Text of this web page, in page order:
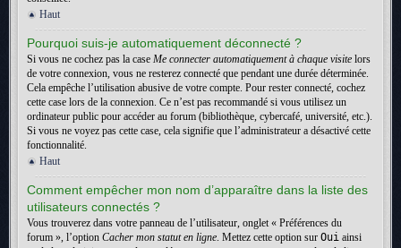
Haut
Pourquoi suis-je automatiquement déconnecté ?
Si vous ne cochez pas la case Me connecter automatiquement à chaque visite lors
de votre connexion, vous ne resterez connecté que pendant une durée déterminée.
Cela empêche l’utilisation abusive de votre compte. Pour rester connecté, cochez
cette case lors de la connexion. Ce n’est pas recommandé si vous utilisez un
ordinateur public pour accéder au forum (bibliothèque, cybercafé, université, etc.).
Si vous ne voyez pas cette case, cela signifie que l’administrateur a désactivé cette
fonctionnalité.
Haut
Comment empêcher mon nom d’apparaître dans la liste des
utilisateurs connectés ?
Vous trouverez dans votre panneau de l’utilisateur, onglet « Préférences du
forum », l’option Cacher mon statut en ligne. Mettez cette option sur Oui ainsi